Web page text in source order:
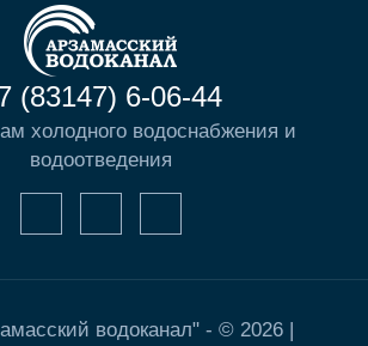
(83147) 6-06-44
холодного водоснабжения и
водоотведения
водоканал" - © 2026 |